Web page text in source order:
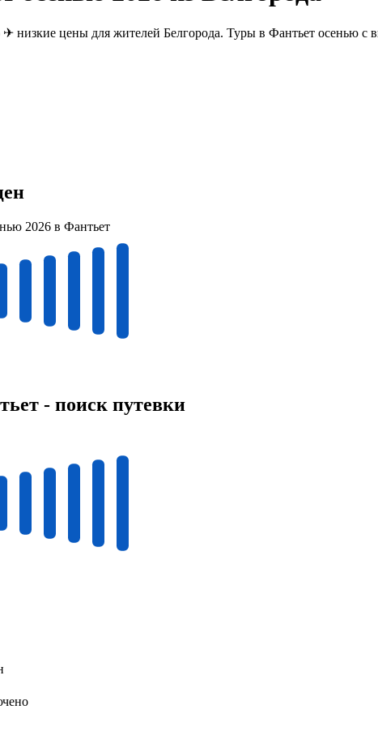
низкие цены для жителей Белгорода. Туры в Фантьет осенью с
2026 в Фантьет
- поиск путевки